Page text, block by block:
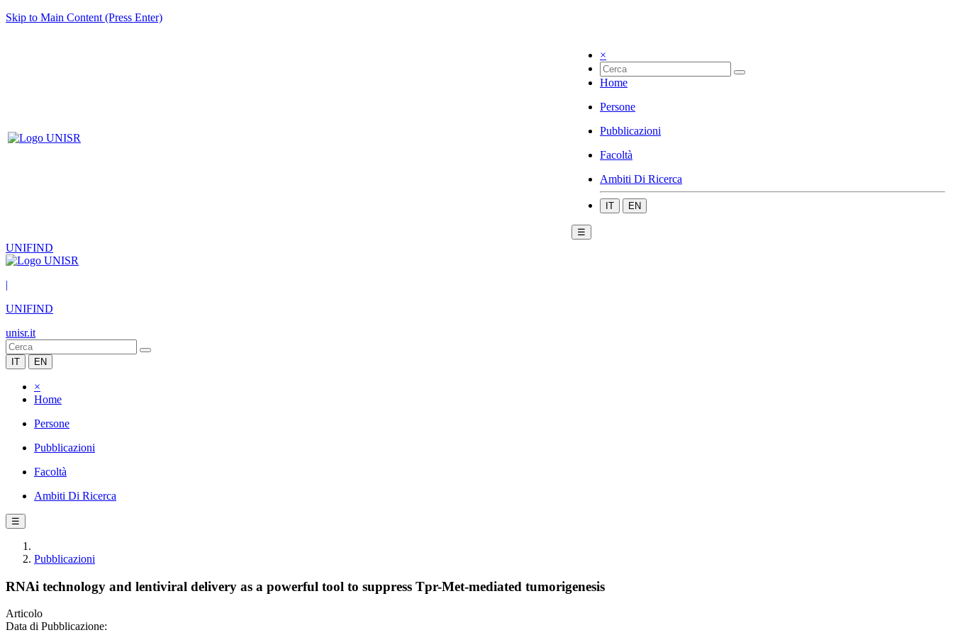
Skip to Main Content (Press Enter)
×
Home
Persone
Pubblicazioni
Facoltà
Ambiti Di Ricerca
IT EN
☰
UNIFIND
|
UNIFIND
unisr.it
IT EN
×
Home
Persone
Pubblicazioni
Facoltà
Ambiti Di Ricerca
☰
Pubblicazioni
RNAi technology and lentiviral delivery as a powerful tool to suppress Tpr-Met-mediated tumorigenesis
Articolo
Data di Pubblicazione: